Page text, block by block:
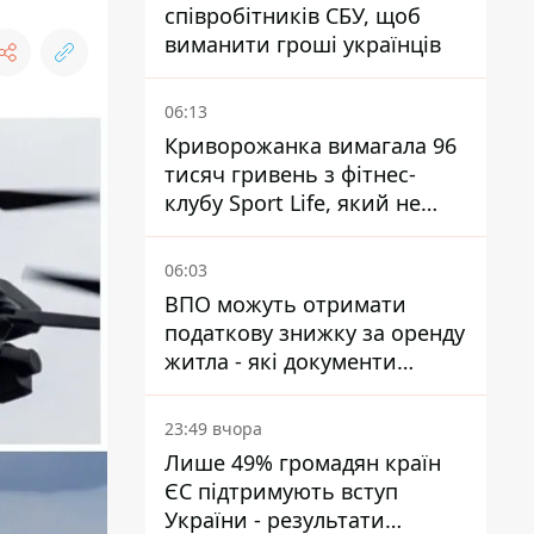
співробітників СБУ, щоб
виманити гроші українців
06:13
Криворожанка вимагала 96
тисяч гривень з фітнес-
клубу Sport Life, який не
пускав її до басейну без
медичної довідки - рішення
06:03
ВПО можуть отримати
податкову знижку за оренду
житла - які документи
подати
23:49 вчора
Лише 49% громадян країн
ЄС підтримують вступ
України - результати